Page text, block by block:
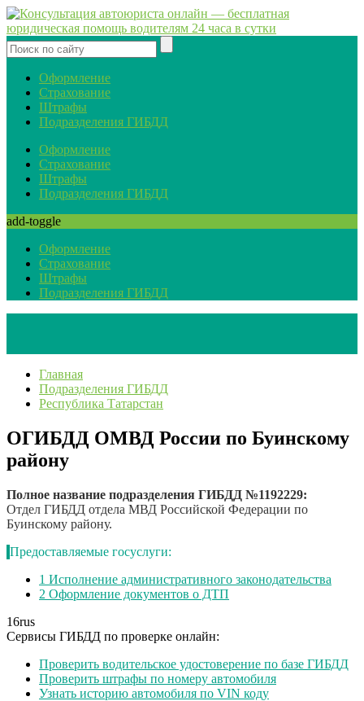
Оформление
Страхование
Штрафы
Подразделения ГИБДД
Оформление
Страхование
Штрафы
Подразделения ГИБДД
add-toggle
Оформление
Страхование
Штрафы
Подразделения ГИБДД
Главная
Подразделения ГИБДД
Республика Татарстан
ОГИБДД ОМВД России по Буинскому
району
Полное название подразделения ГИБДД №1192229:
Отдел ГИБДД отдела МВД Российской Федерации по
Буинскому району.
Предоставляемые госуслуги:
1 Исполнение административного законодательства
2 Оформление документов о ДТП
16rus
Сервисы ГИБДД по проверке онлайн:
Проверить водительское удостоверение по базе ГИБДД
Проверить штрафы по номеру автомобиля
Узнать историю автомобиля по VIN коду